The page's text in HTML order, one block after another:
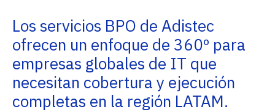
Los servicios BPO de Adistec
ofrecen un enfoque de 360º para
empresas globales de IT que
necesitan cobertura y ejecución
completas en la región LATAM.